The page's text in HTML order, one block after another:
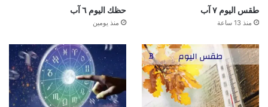
طقس اليوم ٧ آب
منذ 13 ساعة
حظك اليوم ٦ آب
منذ يومين